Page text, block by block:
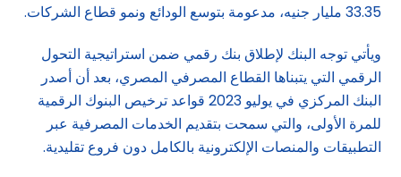
33.35 مليار جنيه، مدعومة بتوسع الودائع ونمو قطاع الشركات.
ويأتي توجه البنك لإطلاق بنك رقمي ضمن استراتيجية التحول
الرقمي التي يتبناها القطاع المصرفي المصري، بعد أن أصدر
البنك المركزي في يوليو 2023 قواعد ترخيص البنوك الرقمية
للمرة الأولى، والتي سمحت بتقديم الخدمات المصرفية عبر
التطبيقات والمنصات الإلكترونية بالكامل دون فروع تقليدية.